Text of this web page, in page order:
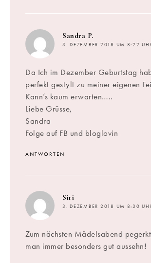
Sandra P.
3. DEZEMBER 2018 UM 8:22
Da Ich im Dezember Geburtstag
perfekt gestylt zu meiner eigenen
Kann’s kaum erwarten…..
Liebe Grüsse,
Sandra
Folge auf FB und bloglovin
ANTWORTEN
Siri
3. DEZEMBER 2018 UM 8:30
Zum nächsten Mädelsabend
man immer besonders gut aussehn!